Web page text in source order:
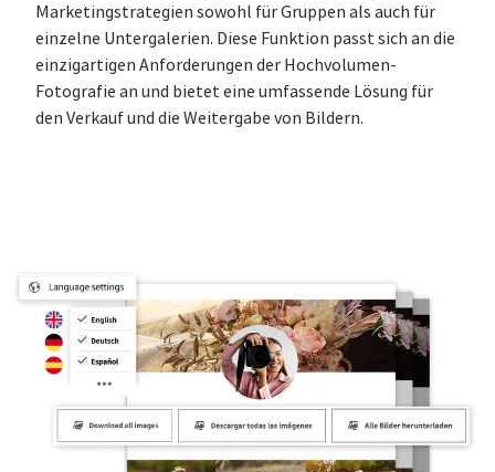
Marketingstrategien sowohl für Gruppen als auch für
einzelne Untergalerien. Diese Funktion passt sich an die
einzigartigen Anforderungen der Hochvolumen-
Fotografie an und bietet eine umfassende Lösung für
den Verkauf und die Weitergabe von Bildern.